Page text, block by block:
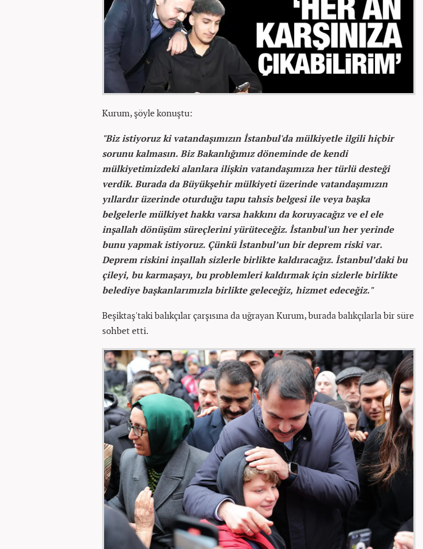
Kurum, şöyle konuştu:
"Biz istiyoruz ki vatandaşımızın İstanbul'da mülkiyetle ilgili hiçbir
sorunu kalmasın. Biz Bakanlığımız döneminde de kendi
mülkiyetimizdeki alanlara ilişkin vatandaşımıza her türlü desteği
verdik. Burada da Büyükşehir mülkiyeti üzerinde vatandaşımızın
yıllardır üzerinde oturduğu tapu tahsis belgesi ile veya başka
belgelerle mülkiyet hakkı varsa hakkını da koruyacağız ve el ele
inşallah dönüşüm süreçlerini yürüteceğiz. İstanbul'un her yerinde
bunu yapmak istiyoruz. Çünkü İstanbul’un bir deprem riski var.
Deprem riskini inşallah sizlerle birlikte kaldıracağız. İstanbul’daki bu
çileyi, bu karmaşayı, bu problemleri kaldırmak için sizlerle birlikte
belediye başkanlarımızla birlikte geleceğiz, hizmet edeceğiz."
Beşiktaş'taki balıkçılar çarşısına da uğrayan Kurum, burada balıkçılarla bir süre
sohbet etti.